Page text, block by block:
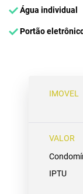
Água individual
Portão
IMOVEL
VALOR
IPTU